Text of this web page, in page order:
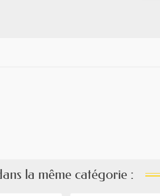
la même catégorie :